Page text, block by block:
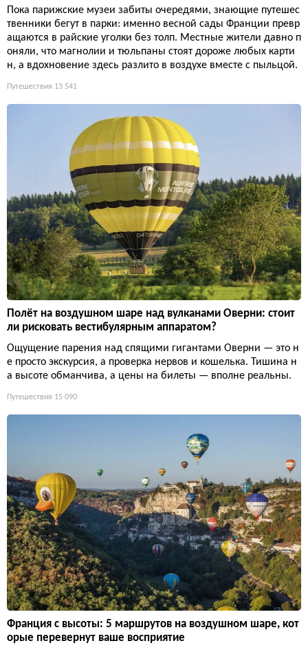
Пока парижские музеи забиты очередями, знающие путешес
твенники бегут в парки: именно весной сады Франции превр
ащаются в райские уголки без толп. Местные жители давно п
оняли, что магнолии и тюльпаны стоят дороже любых карти
н, а вдохновение здесь разлито в воздухе вместе с пыльцой.
Путешествия 13 541
Полёт на воздушном шаре над вулканами Оверни: стоит
ли рисковать вестибулярным аппаратом?
Ощущение парения над спящими гигантами Оверни — это н
е просто экскурсия, а проверка нервов и кошелька. Тишина н
а высоте обманчива, а цены на билеты — вполне реальны.
Путешествия 15 090
Франция с высоты: 5 маршрутов на воздушном шаре, кот
орые перевернут ваше восприятие